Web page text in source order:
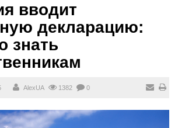
вводит
декларацию:
знать
AlexUA 1382 0